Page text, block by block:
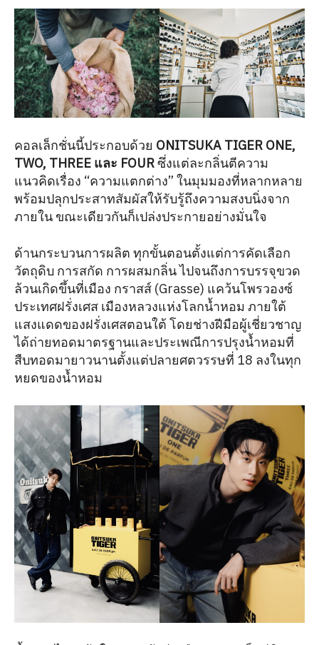
คอลเล็กชั่นนี้ประกอบด้วย ONITSUKA TIGER ONE,
TWO, THREE และ FOURซึ่งแต่ละกลิ่นตีความ
แนวคิดเรื่อง “ความแตกต่าง” ในมุมมองที่หลากหลาย
พร้อมปลุกประสาทสัมผัสให้รับรู้ถึงความสงบนิ่งจาก
ภายใน ขณะเดียวกันก็เปล่งประกายอย่างมั่นใจ
ด้านกระบวนการผลิต ทุกขั้นตอนตั้งแต่การคัดเลือก
วัตถุดิบ การสกัด การผสมกลิ่น ไปจนถึงการบรรจุขวด
ล้วนเกิดขึ้นที่เมือง กราสส์ (Grasse) แคว้นโพรวองซ์
ประเทศฝรั่งเศส เมืองหลวงแห่งโลกน้ำหอม ภายใต้
แสงแดดของฝรั่งเศสตอนใต้ โดยช่างฝีมือผู้เชี่ยวชาญ
ได้ถ่ายทอดมาตรฐานและประเพณีการปรุงน้ำหอมที่
สืบทอดมายาวนานตั้งแต่ปลายศตวรรษที่ 18 ลงในทุก
หยดของน้ำหอม